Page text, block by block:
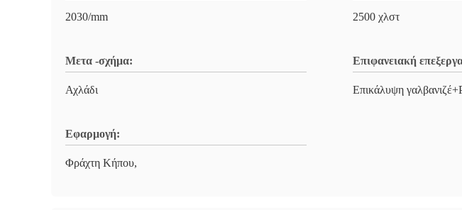
2030/mm 2500 χλστ
Μετα -σχήμα:
Αχλάδι
Επιφανειακή
Επικάλυψη
Εφαρμογή:
Φράχτη Κήπου,